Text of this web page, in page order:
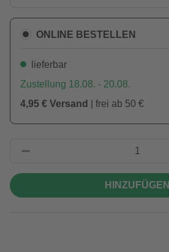
ONLINE BESTELLEN
lieferbar
Zustellung 18.08. - 20.08.
4,95 € Versand
| frei ab 50 €
HINZUFÜGEN